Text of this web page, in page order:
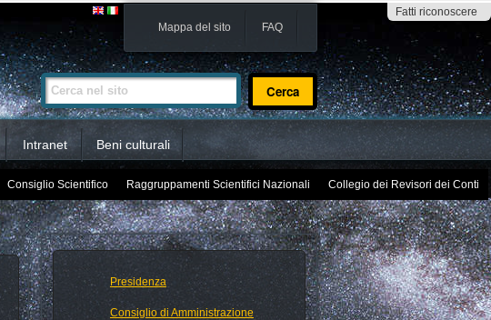
Fatti riconoscere
Mappa del sito FAQ
Cerca nel sito
Ricerca
avanzata…
Intranet Beni culturali
Consiglio Scientifico Raggruppamenti Scientifici Nazionali Collegio dei Revisori dei Conti
Presidenza
Consiglio di Amministrazione